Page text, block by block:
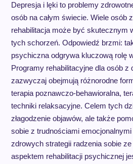
Depresja i lęki to problemy
osób na całym świecie. Wiele osób
rehabilitacja może być skutecznym
tych schorzeń. Odpowiedź brzmi:
psychiczna odgrywa kluczową rolę
Programy rehabilitacyjne dla osób z
zazwyczaj obejmują różnorodne
terapia poznawczo-behawioralna,
techniki relaksacyjne. Celem tych
złagodzenie objawów, ale także
sobie z trudnościami
zdrowych strategii radzenia sobie
aspektem rehabilitacji psychicznej